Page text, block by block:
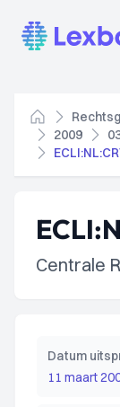
Lexboost
Home2009
Centrale
Datum
11 maart